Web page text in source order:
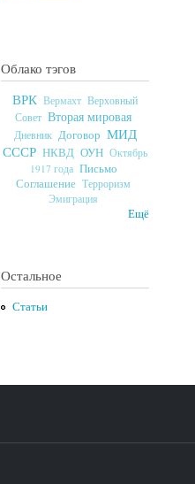
Облако тэгов
ВРК Вермахт Верховный
Совет Вторая мировая
Дневник Договор МИД
СССР НКВД ОУН Октябрь
1917 года Письмо
Соглашение Терроризм
Эмиграция
Ещё
Остальное
Статьи